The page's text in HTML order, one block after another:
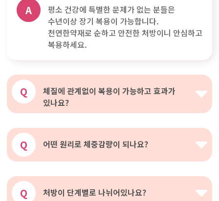
A
평소 건강에 특별한 문제가 없는 분들은
수년이상 장기 복용이 가능합니다.
천연한약재로 순하고 안전한 처방이니 안심하고
복용하세요.
Q
체질에 관계없이 복용이 가능하고 효과가
있나요?
Q 어떤 원리로 체중감량이 되나요?
Q 처방이 단계별로 나뉘어있나요?